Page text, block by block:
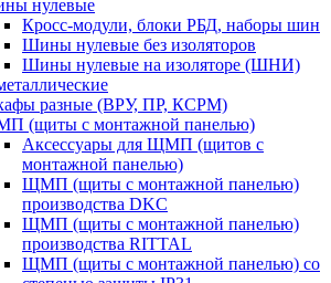
нулевые
Кросс-модули, блоки РБД, наборы шин
Шины нулевые без изоляторов
Шины нулевые на изоляторе (ШНИ)
разные (ВРУ, ПР, КСРМ)
(щиты с монтажной панелью)
Аксессуары для ЩМП (щитов с
монтажной панелью)
ЩМП (щиты с монтажной панелью)
производства DKC
ЩМП (щиты с монтажной панелью)
производства RITTAL
ЩМП (щиты с монтажной панелью) со